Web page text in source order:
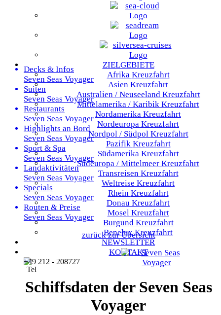
ZIELGEBIETE
Afrika Kreuzfahrt
Asien Kreuzfahrt
Australien / Neuseeland Kreuzfahrt
Mittelamerika / Karibik Kreuzfahrt
Nordamerika Kreuzfahrt
Nordeuropa Kreuzfahrt
Nordpol / Südpol Kreuzfahrt
Pazifik Kreuzfahrt
Südamerika Kreuzfahrt
Südeuropa / Mittelmeer Kreuzfahrt
Transreisen Kreuzfahrt
Weltreise Kreuzfahrt
Rhein Kreuzfahrt
Donau Kreuzfahrt
Mosel Kreuzfahrt
Burgund Kreuzfahrt
BeneluxKreuzfahrt
NEWSLETTER
KONTAKT
+49 212 - 208727
Decks & Infos
Seven Seas Voyager
Suiten
Seven Seas Voyager
Restaurants
Seven Seas Voyager
Highlights an Bord
Seven Seas Voyager
Sport & Spa
Seven Seas Voyager
Landaktivitäten
Seven Seas Voyager
Specials
Seven Seas Voyager
Routen & Preise
Seven Seas Voyager
zurück zur Übersicht
Schiffsdaten der Seven Seas
Voyager